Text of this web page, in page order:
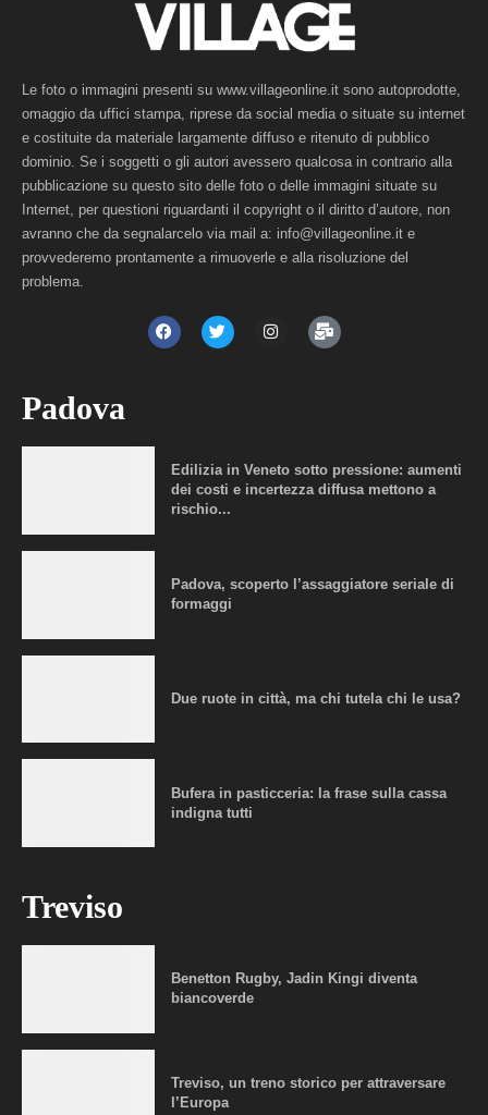
Le foto o immagini presenti su www.villageonline.it sono autoprodotte,
omaggio da uffici stampa, riprese da social media o situate su internet
e costituite da materiale largamente diffuso e ritenuto di pubblico
dominio. Se i soggetti o gli autori avessero qualcosa in contrario alla
pubblicazione su questo sito delle foto o delle immagini situate su
Internet, per questioni riguardanti il copyright o il diritto d’autore, non
avranno che da segnalarcelo via mail a: info@villageonline.it e
provvederemo prontamente a rimuoverle e alla risoluzione del
problema.
Padova
Edilizia in Veneto sotto pressione: aumenti
dei costi e incertezza diffusa mettono a
rischio...
Padova, scoperto l’assaggiatore seriale di
formaggi
Due ruote in città, ma chi tutela chi le usa?
Bufera in pasticceria: la frase sulla cassa
indigna tutti
Treviso
Benetton Rugby, Jadin Kingi diventa
biancoverde
Treviso, un treno storico per attraversare
l’Europa